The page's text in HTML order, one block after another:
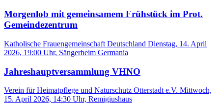
Morgenlob mit gemeinsamem Frühstück im Prot.
Gemeindezentrum
Katholische Frauengemeinschaft Deutschland Dienstag, 14. April
2026, 19:00 Uhr, Sängerheim Germania
Jahreshauptversammlung VHNO
Verein für Heimatpflege und Naturschutz Otterstadt e.V. Mittwoch,
15. April 2026, 14:30 Uhr, Remigiushaus